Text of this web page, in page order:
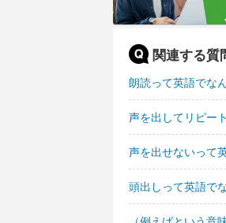
関連する質
朗読って英語でな
声を出してリピー
声を出せないって
頭出しって英語で